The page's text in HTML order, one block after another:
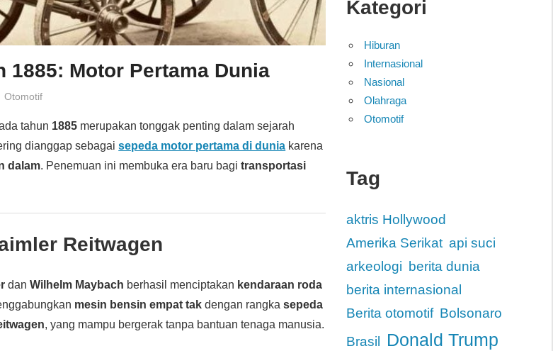
1885: Motor Pertama Dunia
Otomotif
tahun 1885 merupakan tonggak penting dalam sejarah
dianggap sebagaisepeda motor pertama di dunia karena
dalam. Penemuan ini membuka era baru bagitransportasi
Reitwagen
danWilhelm Maybach berhasil menciptakan kendaraan roda
mesin bensin empat tak dengan rangkasepeda
, yang mampu bergerak tanpa bantuan tenaga manusia.
Kategori
Hiburan
Internasional
Nasional
Olahraga
Otomotif
Tag
aktris Hollywood
Amerika Serikat api suci
arkeologi berita dunia
berita internasional
Berita otomotif Bolsonaro
Brasil
Donald Trump